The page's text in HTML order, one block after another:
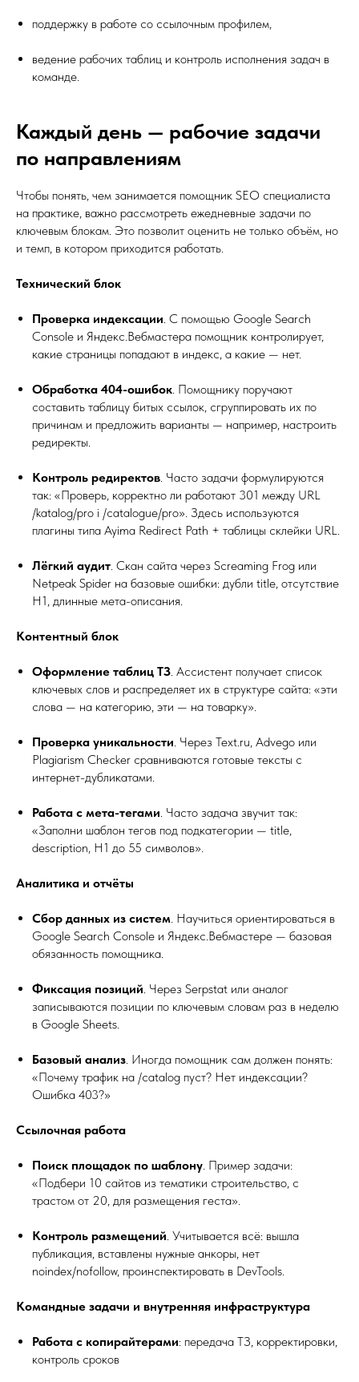
поддержку в работе со ссылочным профилем,
ведение рабочих таблиц и контроль исполнения задач в
команде.
Каждый день — рабочие задачи
по направлениям
Чтобы понять, чем занимается помощник SEO специалиста
на практике, важно рассмотреть ежедневные задачи по
ключевым блокам. Это позволит оценить не только объём, но
и темп, в котором приходится работать.
Технический блок
Проверка индексации. С помощью Google Search
Console и Яндекс.Вебмастера помощник контролирует,
какие страницы попадают в индекс, а какие — нет.
Обработка 404-ошибок. Помощнику поручают
составить таблицу битых ссылок, сгруппировать их по
причинам и предложить варианты — например, настроить
редиректы.
Контроль редиректов. Часто задачи формулируются
так: «Проверь, корректно ли работают 301 между URL
/katalog/pro i /catalogue/pro». Здесь используются
плагины типа Ayima Redirect Path + таблицы склейки URL.
Лёгкий аудит. Скан сайта через Screaming Frog или
Netpeak Spider на базовые ошибки: дубли title, отсутствие
H1, длинные мета-описания.
Контентный блок
Оформление таблиц ТЗ. Ассистент получает список
ключевых слов и распределяет их в структуре сайта: «эти
слова — на категорию, эти — на товарку».
Проверка уникальности. Через Text.ru, Advego или
Plagiarism Checker сравниваются готовые тексты с
интернет-дубликатами.
Работа с мета-тегами. Часто задача звучит так:
«Заполни шаблон тегов под подкатегории — title,
description, H1 до 55 символов».
Аналитика и отчёты
Сбор данных из систем. Научиться ориентироваться в
Google Search Console и Яндекс.Вебмастере — базовая
обязанность помощника.
Фиксация позиций. Через Serpstat или аналог
записываются позиции по ключевым словам раз в неделю
в Google Sheets.
Базовый анализ. Иногда помощник сам должен понять:
«Почему трафик на /catalog пуст? Нет индексации?
Ошибка 403?»
Ссылочная работа
Поиск площадок по шаблону. Пример задачи:
«Подбери 10 сайтов из тематики строительство, с
трастом от 20, для размещения геста».
Контроль размещений. Учитывается всё: вышла
публикация, вставлены нужные анкоры, нет
noindex/nofollow, проинспектировать в DevTools.
Командные задачи и внутренняя инфраструктура
Работа с копирайтерами: передача ТЗ, корректировки,
контроль сроков